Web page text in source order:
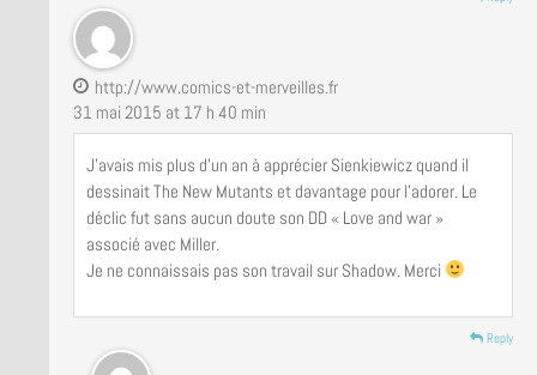
http://www.comics-et-merveilles.fr
31 mai 2015 at 17 h 40 min
J’avais mis plus d’un an à apprécier Sienkiewicz quand il
dessinait The New Mutants et davantage pour l’adorer. Le
déclic fut sans aucun doute son DD « Love and war »
associé avec Miller.
Je ne connaissais pas son travail sur Shadow. Merci
Reply